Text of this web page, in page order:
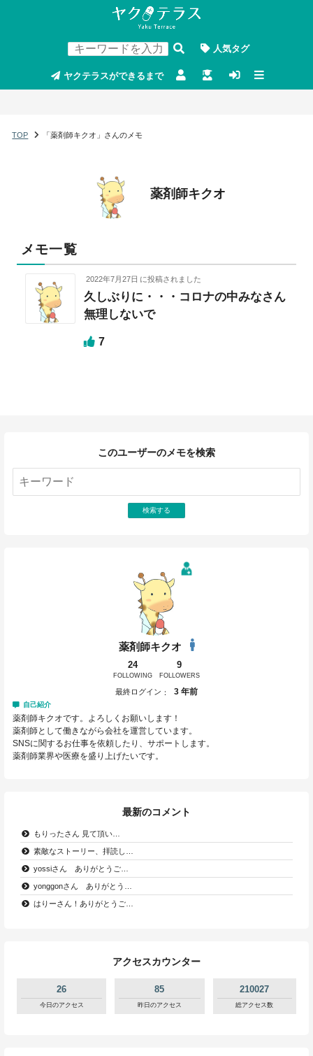
人気タグ
ヤクテラスができるまで
TOP 「薬剤師キクオ」さんのメモ
薬剤師キクオ
メモ一覧
2022年7月27日 に投稿されました
久しぶりに・・・コロナの中みなさん
無理しないで
7
このユーザーのメモを検索
検索する
薬剤師キクオ
24
FOLLOWING
9
FOLLOWERS
最終ログイン 3 年前
自己紹介
薬剤師キクオです。よろしくお願いします！
薬剤師として働きながら会社を運営しています。
SNSに関するお仕事を依頼したり、サポートします。
薬剤師業界や医療を盛り上げたいです。
最新のコメント
もりったさん 見て頂い…
素敵なストーリー、拝読し…
yossiさん ありがとうご…
yonggonさん ありがとう…
はりーさん！ありがとうご…
アクセスカウンター
26
今日のアクセス
85
昨日のアクセス
210027
総アクセス数